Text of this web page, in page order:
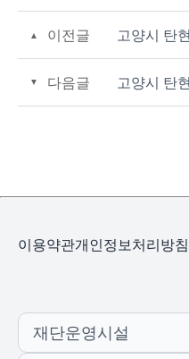
이전글
다음글
이용약관개인정보처리방침
재단운영시설